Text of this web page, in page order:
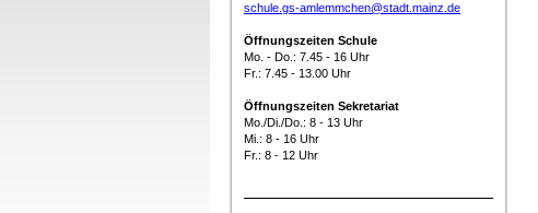
schule.gs-amlemmchen@stadt.mainz.de
Öffnungszeiten Schule
Mo. - Do.: 7.45 - 16 Uhr
Fr.: 7.45 - 13.00 Uhr
Öffnungszeiten Sekretariat
Mo./Di./Do.: 8 - 13 Uhr
Mi.: 8 - 16 Uhr
Fr.: 8 - 12 Uhr